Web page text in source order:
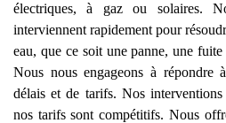
électriques, à gaz ou solaires.
interviennent rapidement pour
eau, que ce soit une panne, une
Nous nous engageons à répondre
délais et de tarifs. Nos
nos tarifs sont compétitifs. Nous